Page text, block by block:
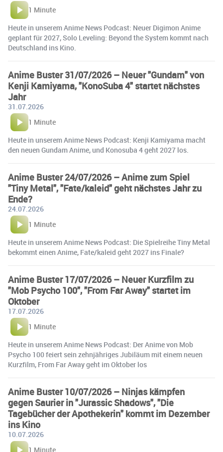
1 Minute
Heute in unserem Anime News Podcast: Neuer Digimon Anime
geplant für 2027, Solo Leveling: Beyond the System kommt nach
Deutschland ins Kino.
Anime Buster 31/07/2026 – Neuer "Gundam" von
Kenji Kamiyama, "KonoSuba 4" startet nächstes
Jahr
31.07.2026
1 Minute
Heute in unserem Anime News Podcast: Kenji Kamiyama macht
den neuen Gundam Anime, und Konosuba 4 geht 2027 los.
Anime Buster 24/07/2026 – Anime zum Spiel
"Tiny Metal", "Fate/kaleid" geht nächstes Jahr zu
Ende?
24.07.2026
1 Minute
Heute in unserem Anime News Podcast: Die Spielreihe Tiny Metal
bekommt einen Anime, Fate/kaleid geht 2027 ins Finale?
Anime Buster 17/07/2026 – Neuer Kurzfilm zu
"Mob Psycho 100", "From Far Away" startet im
Oktober
17.07.2026
1 Minute
Heute in unserem Anime News Podcast: Der Anime von Mob
Psycho 100 feiert sein zehnjähriges Jubiläum mit einem neuen
Kurzfilm, From Far Away geht im Oktober los
Anime Buster 10/07/2026 – Ninjas kämpfen
gegen Saurier in "Jurassic Shadows", "Die
Tagebücher der Apothekerin" kommt im Dezember
ins Kino
10.07.2026
1 Minute